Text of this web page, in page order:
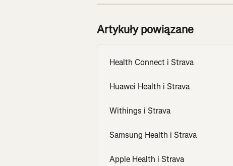
Artykuły powiązane
Health Connect i Strava
Huawei Health i Strava
Withings i Strava
Samsung Health i Strava
Apple Health i Strava